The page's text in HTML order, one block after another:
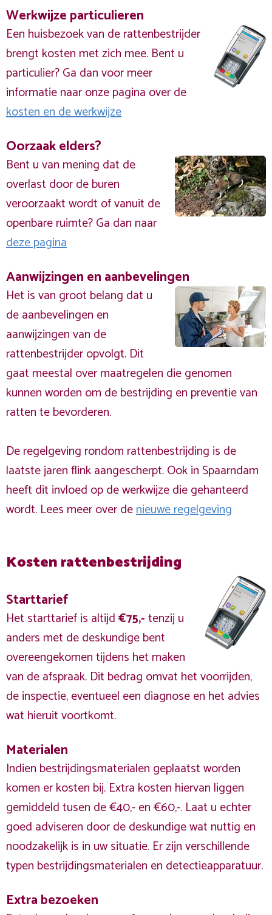
Werkwijze particulieren
Een huisbezoek van de rattenbestrijder
brengt kosten met zich mee. Bent u
particulier? Ga dan voor meer
informatie naar onze pagina over de
kosten en de werkwijze
Oorzaak elders?
Bent u van mening dat de
overlast door de buren
veroorzaakt wordt of vanuit de
openbare ruimte? Ga dan naar
deze pagina
Aanwijzingen en aanbevelingen
Het is van groot belang dat u
de aanbevelingen en
aanwijzingen van de
rattenbestrijder opvolgt. Dit
gaat meestal over maatregelen die genomen
kunnen worden om de bestrijding en preventie van
ratten te bevorderen.
De regelgeving rondom rattenbestrijding is de
laatste jaren flink aangescherpt. Ook in Spaarndam
heeft dit invloed op de werkwijze die gehanteerd
wordt. Lees meer over denieuwe regelgeving
Kosten rattenbestrijding
Starttarief
Het starttarief is altijd€75,-tenzij u
anders met de deskundige bent
overeengekomen tijdens het maken
van de afspraak. Dit bedrag omvat het voorrijden,
de inspectie, eventueel een diagnose en het advies
wat hieruit voortkomt.
Materialen
Indien bestrijdingsmaterialen geplaatst worden
komen er kosten bij. Extra kosten hiervan liggen
gemiddeld tusen de €40,- en €60,-. Laat u echter
goed adviseren door de deskundige wat nuttig en
noodzakelijk is in uw situatie. Er zijn verschillende
typen bestrijdingsmaterialen en detectieapparatuur.
Extra bezoeken